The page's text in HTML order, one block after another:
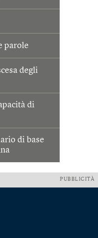
parole
degli
di
di base
PUBBLICITÀ